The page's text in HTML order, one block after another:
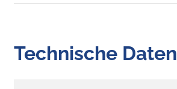
Technische Daten